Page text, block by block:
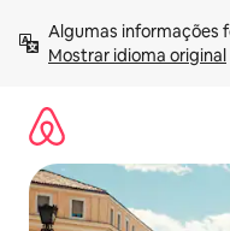
para
Mostrar idioma original